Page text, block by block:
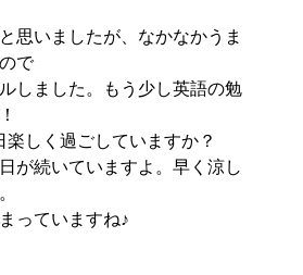
思いましたが、なかなかうま
で
しました。もう少し英語の勉
しく過ごしていますか？
が続いていますよ。早く涼し
っていますね♪